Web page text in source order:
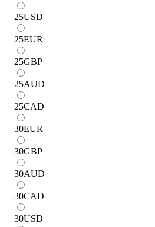
25USD
25EUR
25GBP
25AUD
25CAD
30EUR
30GBP
30AUD
30CAD
30USD